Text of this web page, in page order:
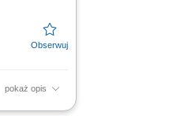
pokaż opis